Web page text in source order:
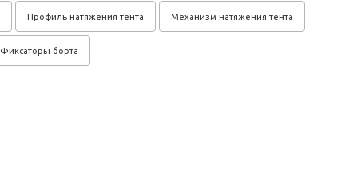
Профиль натяжения тента Механизм натяжения тента
Фиксаторы борта